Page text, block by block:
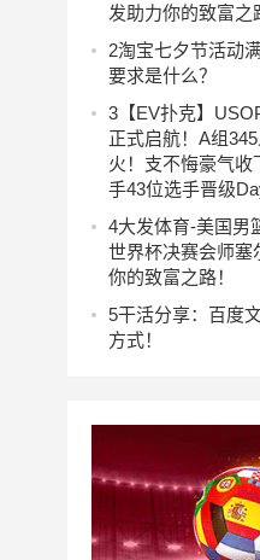
发助力你的致富之
2淘宝七夕节活动
要求是什么？
3 【EV扑克】
正式启航！A组
火！支不悔豪气收
手43位选手晋级
4大发体育-美国男
世界杯决赛会师塞
你的致富之路！
5干活分享：百度
方式！